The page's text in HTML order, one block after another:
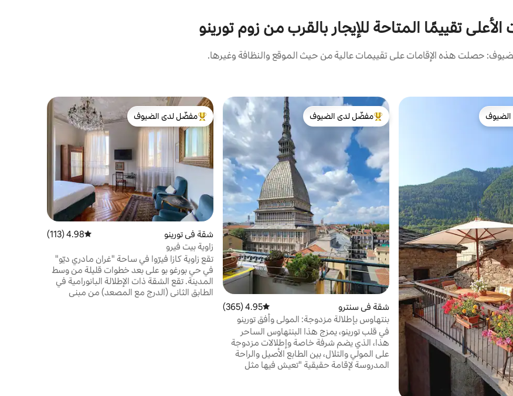
تقييمًا المتاحة للإيجار بالقرب من زوم تورينو
حصلت هذه الإقامات على تقييمات عالية من حيث الموقع والنظافة وغيرها.
المفضّلة لدى الضيوف من أبرز البيوت المفضّلة لدى الضيوف
مفضّل لدى الضيوف
شقة في سنترو متوسط التقييم 4.95 من 5، 365 مراجعات
4.95 (365)
بنتهاوس بإطلالة مزدوجة: المولي وأفق تورينو
في قلب تورينو، يمزج هذا البنتهاوس الساحر
هذا، الذي يضم شرفة خاصة وإطلالات مزدوجة
على المولي والتلال، بين الطابع الأصيل والراحة
المدروسة لإقامة حقيقية "تعيش فيها مثل
من أبرز البيوت المفضّلة لدى الضيوف
مفضّل لدى الضيوف
شقة في تورينو متوسط التقييم 4.98 من 5، 113 مراجعات
4.98 (113)
زاوية بيت فيرو
تقع زاوية كازا فيرّوا في ساحة "غران مادري ديّو"
في حي بورغو بو على بعد خطوات قليلة من وسط
المدينة. تقع الشقة ذات الإطلالة البانورامية في
الطابق الثاني (الدرج مع المصعد) من مبنى